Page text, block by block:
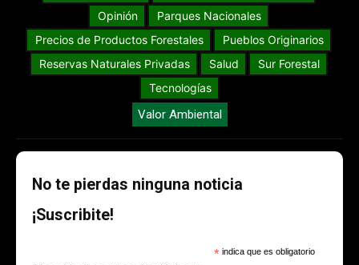
Opinión
Parques Nacionales
Precios de Productos Forestales
Pueblos Originarios
Reservas Naturales Privadas
Salud
Sur Forestal
Tecnologías
Valor Ambiental
No te pierdas ninguna noticia
¡Suscribite!
* indica que es obligatorio